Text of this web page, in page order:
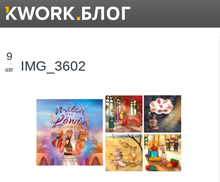
9
авг IMG_3602